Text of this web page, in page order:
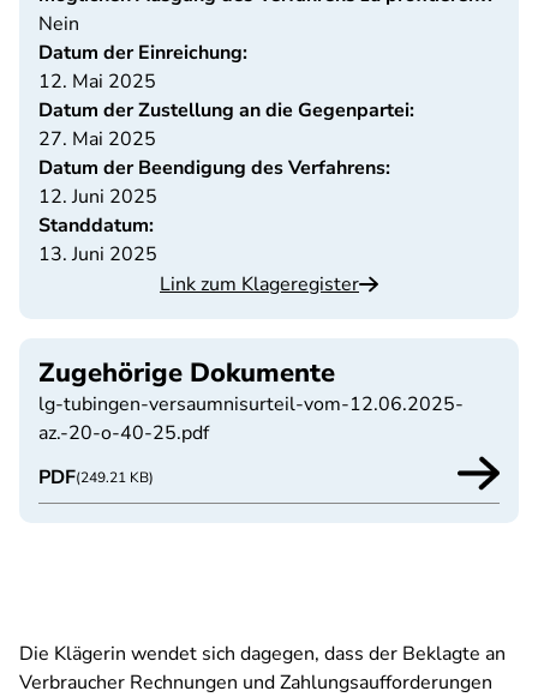
Nein
Datum der Einreichung:
12. Mai 2025
Datum der Zustellung an die Gegenpartei:
27. Mai 2025
Datum der Beendigung des Verfahrens:
12. Juni 2025
Standdatum:
13. Juni 2025
Link zum Klageregister
Zugehörige Dokumente
lg-tubingen-versaumnisurteil-vom-12.06.2025-
az.-20-o-40-25.pdf
PDF(249.21 KB)
Die Klägerin wendet sich dagegen, dass der Beklagte an
Verbraucher Rechnungen und Zahlungsaufforderungen